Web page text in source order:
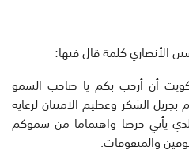
الأنصاري كلمة قال فيها:
أن أرحب بكم يا صاحب السمو
الشكر وعظيم الامتنان لرعاية
يأتي حرصا واهتماما من سموكم
والمتفوقات.